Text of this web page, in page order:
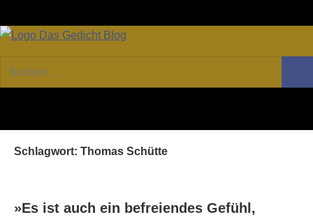
Inhalt
GEDICHT
Forum
von
Suchen
nach:
Schlagwort: Thomas Schütte
»Es ist auch ein befreiendes Gefühl,